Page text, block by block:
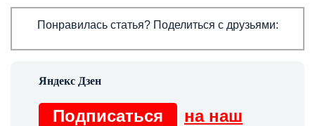
Понравилась статья? Поделиться с друзьями:
Подписаться на наш